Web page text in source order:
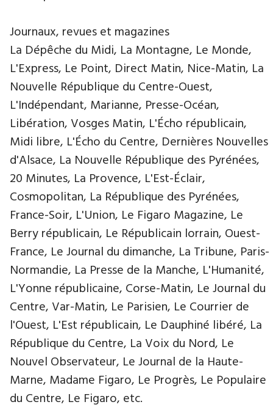
Journaux, revues et magazines
La Dépêche du Midi, La Montagne, Le Monde,
L'Express, Le Point, Direct Matin, Nice-Matin, La
Nouvelle République du Centre-Ouest,
L'Indépendant, Marianne, Presse-Océan,
Libération, Vosges Matin, L'Écho républicain,
Midi libre, L'Écho du Centre, Dernières Nouvelles
d'Alsace, La Nouvelle République des Pyrénées,
20 Minutes, La Provence, L'Est-Éclair,
Cosmopolitan, La République des Pyrénées,
France-Soir, L'Union, Le Figaro Magazine, Le
Berry républicain, Le Républicain lorrain, Ouest-
France, Le Journal du dimanche, La Tribune, Paris-
Normandie, La Presse de la Manche, L'Humanité,
L'Yonne républicaine, Corse-Matin, Le Journal du
Centre, Var-Matin, Le Parisien, Le Courrier de
l'Ouest, L'Est républicain, Le Dauphiné libéré, La
République du Centre, La Voix du Nord, Le
Nouvel Observateur, Le Journal de la Haute-
Marne, Madame Figaro, Le Progrès, Le Populaire
du Centre, Le Figaro, etc.